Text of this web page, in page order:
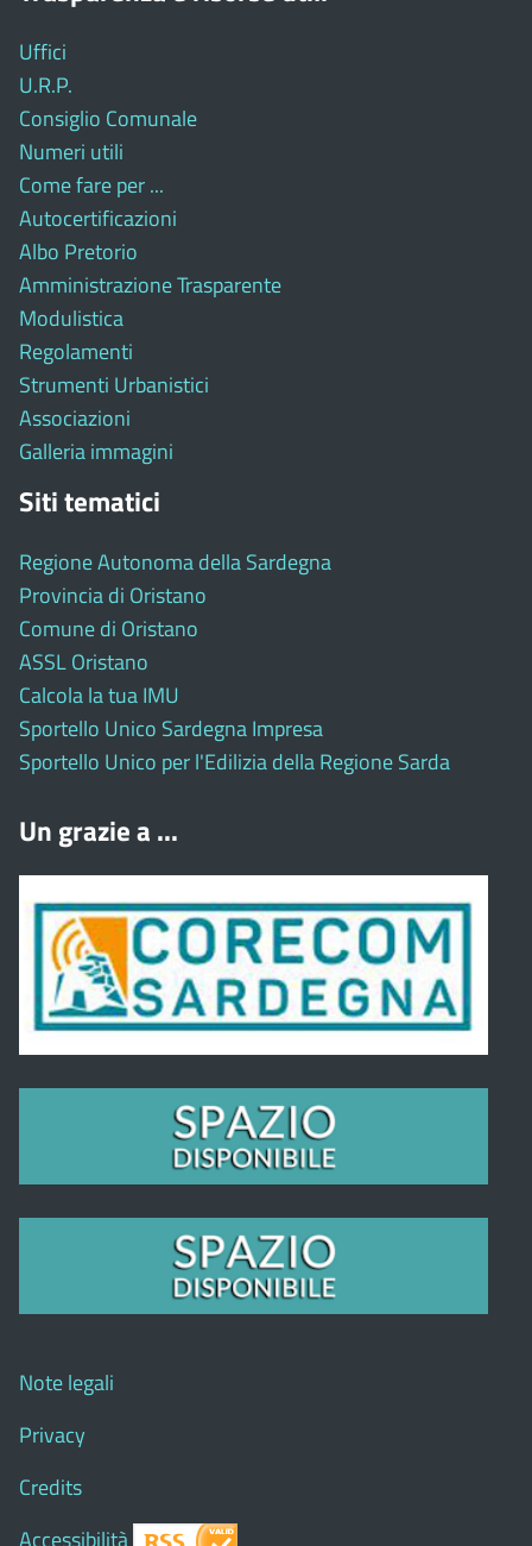
Uffici
U.R.P.
Consiglio Comunale
Numeri utili
Come fare per ...
Autocertificazioni
Albo Pretorio
Amministrazione Trasparente
Modulistica
Regolamenti
Strumenti Urbanistici
Associazioni
Galleria immagini
Siti tematici
Regione Autonoma della Sardegna
Provincia di Oristano
Comune di Oristano
ASSL Oristano
Calcola la tua IMU
Sportello Unico Sardegna Impresa
Sportello Unico per l'Edilizia della Regione Sarda
Un grazie a ...
Note legali
Privacy
Credits